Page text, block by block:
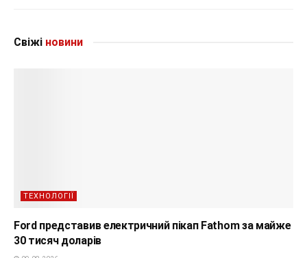
Свіжі новини
ТЕХНОЛОГІЇ
Ford представив електричний пікап Fathom за майже
30 тисяч доларів